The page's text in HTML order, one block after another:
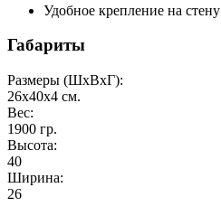
Удобное крепление на стену
Габариты
Размеры (ШxВxГ):
26x40x4 см.
Вес:
1900 гр.
Высота:
40
Ширина:
26